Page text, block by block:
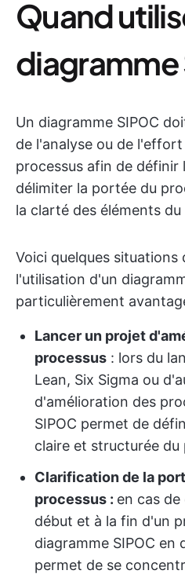
Quand
diagramme
Un diagramme SIPOC
de l'analyse ou de
processus afin de définir
délimiter la portée du
la clarté des éléments du
Voici quelques situations
l'utilisation d'un
particulièrement
Lancer un projet
processus : lors du
Lean, Six Sigma ou
d'amélioration des
SIPOC permet de
claire et structurée du
Clarification de la
processus : en cas
début et à la fin d'un
diagramme SIPOC
permet de se